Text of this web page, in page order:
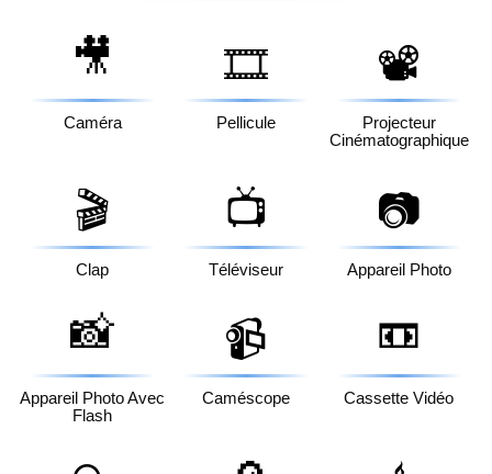
🎥
Caméra
🎞️
Pellicule
📽️
Projecteur
Cinématographique
🎬
Clap
📺
Téléviseur
📷
Appareil Photo
📸
Appareil Photo Avec
Flash
📹
Caméscope
📼
Cassette Vidéo